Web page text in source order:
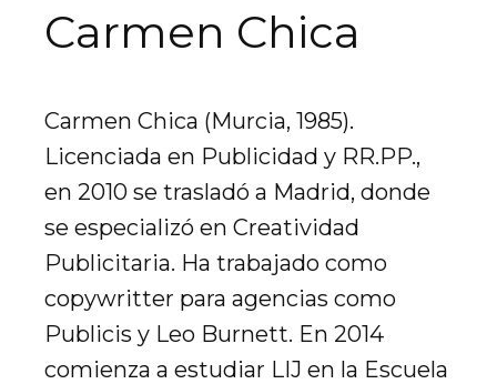
Carmen Chica
Carmen Chica (Murcia, 1985).
Licenciada en Publicidad y RR.PP.,
en 2010 se trasladó a Madrid, donde
se especializó en Creatividad
Publicitaria. Ha trabajado como
copywritter para agencias como
Publicis y Leo Burnett. En 2014
comienza a estudiar LIJ en la Escuela